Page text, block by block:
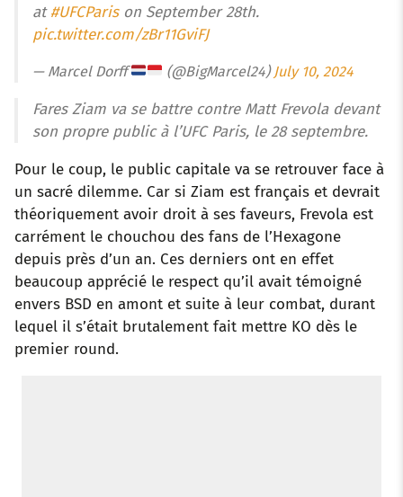
at#UFCParison September 28th.
pic.twitter.com/zBr11GviFJ
— Marcel Dorff (@BigMarcel24)July 10, 2024
Fares Ziam va se battre contre Matt Frevola devant
son propre public à l’UFC Paris, le 28 septembre.
Pour le coup, le public capitale va se retrouver face à
un sacré dilemme. Car si Ziam est français et devrait
théoriquement avoir droit à ses faveurs, Frevola est
carrément le chouchou des fans de l’Hexagone
depuis près d’un an. Ces derniers ont en effet
beaucoup apprécié le respect qu’il avait témoigné
envers BSD en amont et suite à leur combat, durant
lequel il s’était brutalement fait mettre KO dès le
premier round.